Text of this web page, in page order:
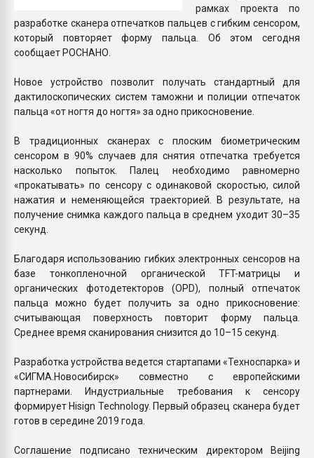
рамках проекта по
разработке сканера отпечатков пальцев с гибким сенсором,
который повторяет форму пальца. Об этом сегодня
сообщает РОСНАНО.
Новое устройство позволит получать стандартный для
дактилоскопических систем таможни и полиции отпечаток
пальца «от ногтя до ногтя» за одно прикосновение.
В традиционных сканерах с плоским биометрическим
сенсором в 90% случаев для снятия отпечатка требуется
насколько попыток. Палец необходимо равномерно
«прокатывать» по сенсору с одинаковой скоростью, силой
нажатия и неменяющейся траекторией. В результате, на
получение снимка каждого пальца в среднем уходит 30–35
секунд.
Благодаря использованию гибких электронных сенсоров на
базе тонкопленочной органической TFT-матрицы и
органических фотодетекторов (OPD), полный отпечаток
пальца можно будет получить за одно прикосновение:
считывающая поверхность повторит форму пальца.
Среднее время сканирования снизится до 10–15 секунд.
Разработка устройства ведется стартапами «Техноспарка» и
«СИГМА.Новосибирск» совместно с европейскими
партнерами. Индустриальные требования к сенсору
формирует Hisign Technology. Первый образец сканера будет
готов в середине 2019 года.
Соглашение подписано техническим директором Beijing